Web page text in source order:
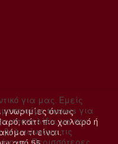
γνωριμίες όντως
κάτι πιο χαλαρό ή
τι είναι.
για μας. Εμείς
trackers για
ιστοσελίδα, να σου
τις